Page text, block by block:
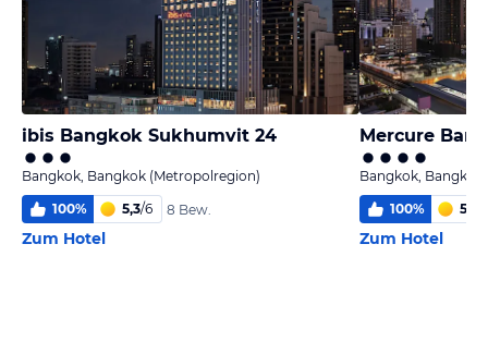
ibis Bangkok Sukhumvit 24
Bangkok, Bangkok (Metropolregion)
100% 5,3/6 8 Bew.
Zum Hotel
Mercure
Bangkok,
100% 5,2
Zum Hotel